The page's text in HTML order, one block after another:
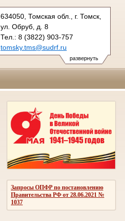
развернуть
634050, Томская обл., г. Томск,
ул. Обруб, д. 8
Тел.: 8 (3822) 903-757
tomsky.tms@sudrf.ru
Запросы ОПФР по постановлению
Правительства РФ от 28.06.2021 №
1037